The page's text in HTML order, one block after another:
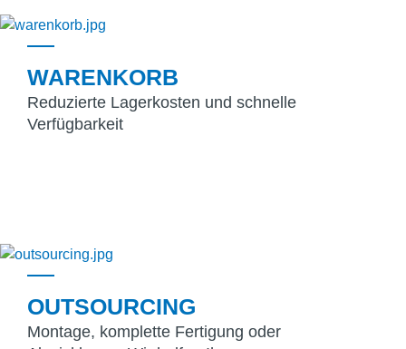
WARENKORB
Reduzierte Lagerkosten und schnelle
Verfügbarkeit
OUTSOURCING
Montage, komplette Fertigung oder